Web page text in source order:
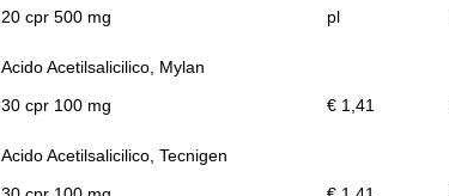
20 cpr 500 mg
pl
Acido Acetilsalicilico, Mylan
30 cpr 100 mg
€ 1,41
Acido Acetilsalicilico, Tecnigen